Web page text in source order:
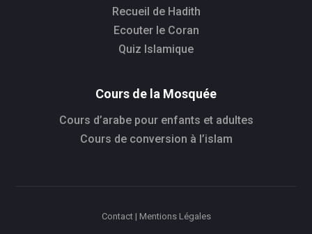
Recueil de Hadith
Ecouter le Coran
Quiz Islamique
Cours de la Mosquée
Cours d’arabe pour enfants et adultes
Cours de conversion à l’islam
Contact | Mentions Légales